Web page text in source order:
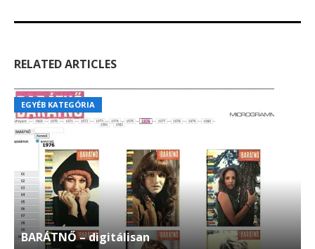
RELATED ARTICLES
EGYÉB KATEGÓRIA
BARÁTNŐ – digitálisan